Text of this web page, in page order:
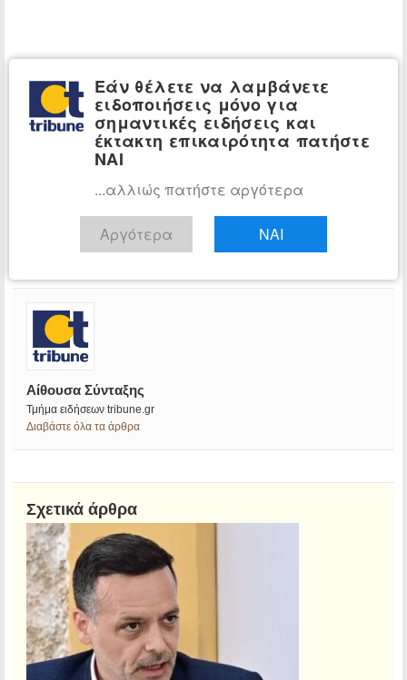
Αίθουσα Σύνταξης
Τμήμα ειδήσεων tribune.gr
Διαβάστε όλα τα άρθρα
Σχετικά άρθρα
Εάν θέλετε να λαμβάνετε
ειδοποιήσεις μόνο για
σημαντικές ειδήσεις και
έκτακτη επικαιρότητα πατήστε
ΝΑΙ
...αλλιώς πατήστε αργότερα
Αργότερα ΝΑΙ